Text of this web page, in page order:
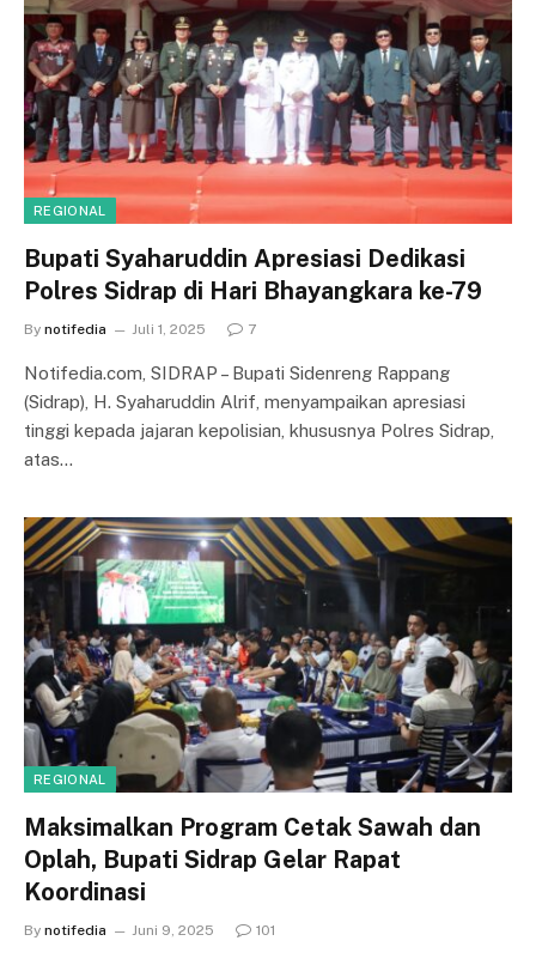
REGIONAL
Bupati Syaharuddin Apresiasi Dedikasi
Polres Sidrap di Hari Bhayangkara ke-79
By notifedia Juli 1, 2025 7
Notifedia.com, SIDRAP – Bupati Sidenreng Rappang
(Sidrap), H. Syaharuddin Alrif, menyampaikan apresiasi
tinggi kepada jajaran kepolisian, khususnya Polres Sidrap,
atas…
REGIONAL
Maksimalkan Program Cetak Sawah dan
Oplah, Bupati Sidrap Gelar Rapat
Koordinasi
By notifedia Juni 9, 2025 101